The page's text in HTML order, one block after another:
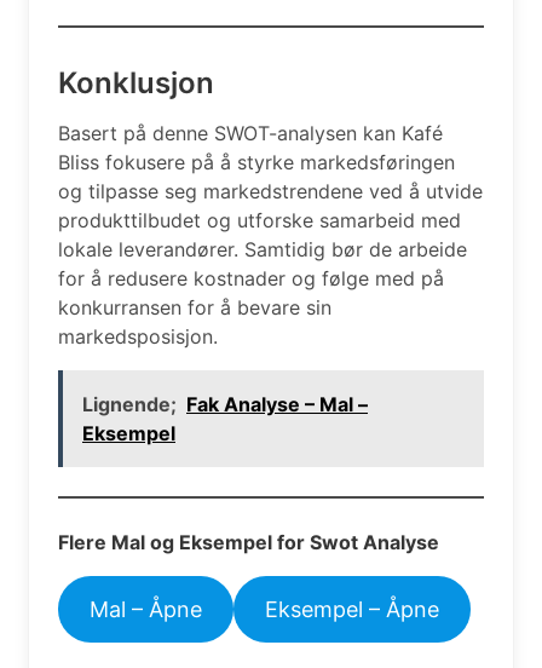
Konklusjon
Basert på denne SWOT-analysen kan Kafé
Bliss fokusere på å styrke markedsføringen
og tilpasse seg markedstrendene ved å utvide
produkttilbudet og utforske samarbeid med
lokale leverandører. Samtidig bør de arbeide
for å redusere kostnader og følge med på
konkurransen for å bevare sin
markedsposisjon.
Lignende; Fak Analyse – Mal –
Eksempel
Flere Mal og Eksempel for Swot Analyse
Mal – Åpne Eksempel – Åpne